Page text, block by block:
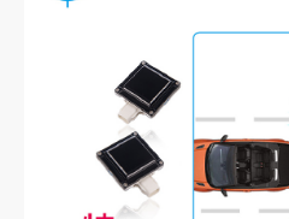
數位產品
生活戶外
運動休閒